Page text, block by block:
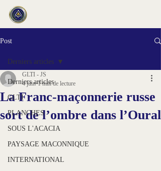
Post
Derniers articles
GLTI
PLANCHES
SOUS L'ACACIA
PAYSAGE MACONNIQUE
INTERNATIONAL
Derniers articles
La Franc-maçonnerie russe
sort de l’ombre dans l’Oural
GLTI - JS
4 juin 1 min de lecture